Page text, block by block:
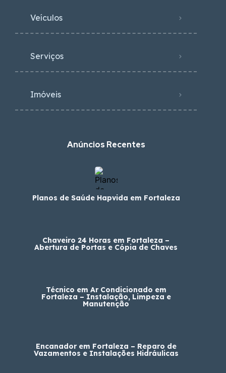
Veículos
Serviços
Imóveis
Anúncios Recentes
Planos de Saúde Hapvida em Fortaleza
Chaveiro 24 Horas em Fortaleza –
Abertura de Portas e Cópia de Chaves
Técnico em Ar Condicionado em
Fortaleza – Instalação, Limpeza e
Manutenção
Encanador em Fortaleza – Reparo de
Vazamentos e Instalações Hidráulicas